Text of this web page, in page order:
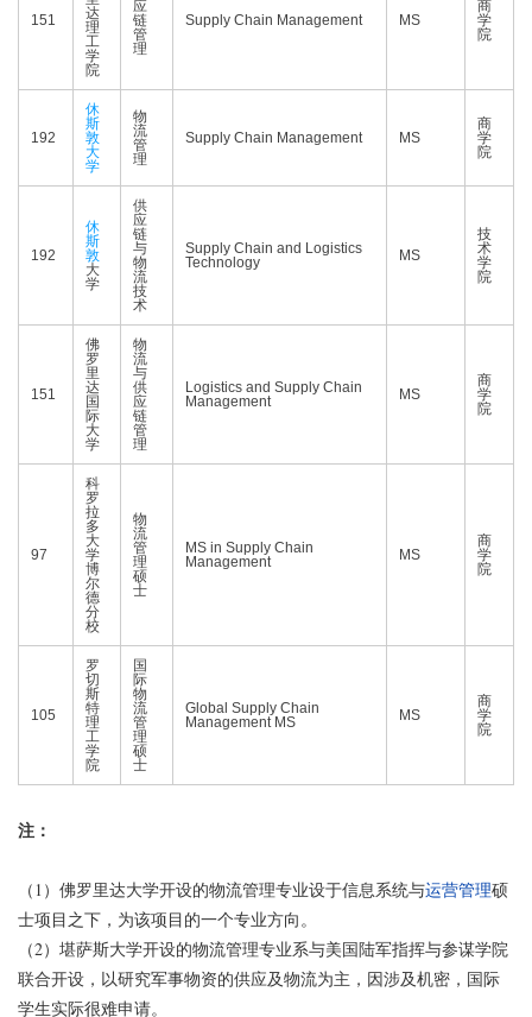
151
达
理
工
学
院
应
链
管
理
Supply Chain Management MS
商
学
院
192
休
斯
敦
大
学
物
流
管
理
Supply Chain Management MS
商
学
院
192
休
斯
敦
大
学
供
应
链
与
物
流
技
术
Supply Chain and Logistics
Technology
MS
技
术
学
院
151
佛
罗
里
达
国
际
大
学
物
流
与
供
应
链
管
理
Logistics and Supply Chain
Management
MS
商
学
院
97
科
罗
拉
多
大
学
博
尔
德
分
校
物
流
管
理
硕
士
MS in Supply Chain
Management
MS
商
学
院
105
罗
切
斯
特
理
工
学
院
国
际
物
流
管
理
硕
士
Global Supply Chain
Management MS
MS
商
学
院
注：
（1）佛罗里达大学开设的物流管理专业设于信息系统与运营管理硕
士项目之下，为该项目的一个专业方向。
（2）堪萨斯大学开设的物流管理专业系与美国陆军指挥与参谋学院
联合开设，以研究军事物资的供应及物流为主，因涉及机密，国际
学生实际很难申请。